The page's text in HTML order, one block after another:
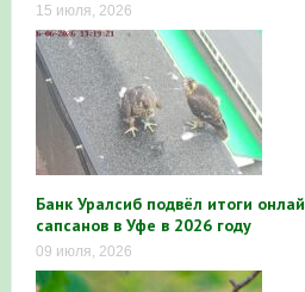
15 июля, 2026
Банк Уралсиб подвёл итоги
сапсанов в Уфе в 2026 году
09 июля, 2026